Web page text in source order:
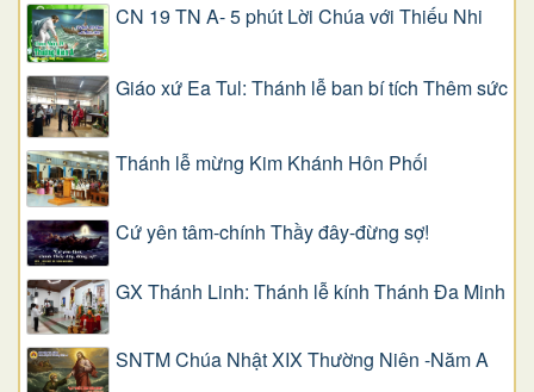
CN 19 TN A- 5 phút Lời Chúa với Thiếu Nhi
Giáo xứ Ea Tul: Thánh lễ ban bí tích Thêm sức
Thánh lễ mừng Kim Khánh Hôn Phối
Cứ yên tâm-chính Thầy đây-đừng sợ!
GX Thánh Linh: Thánh lễ kính Thánh Đa Minh
SNTM Chúa Nhật XIX Thường Niên -Năm A